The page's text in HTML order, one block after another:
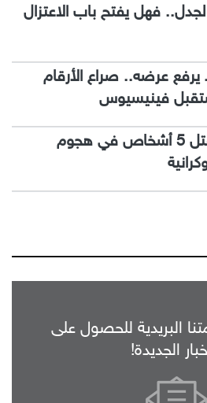
الجدل.. فهل يفتح باب الاعتزال
يرفع عرضه.. صراع الأرقام
فينيسيوس
روسيا: مقتل 5 أشخاص في هجوم
البريدية للحصول على
الجديدة!